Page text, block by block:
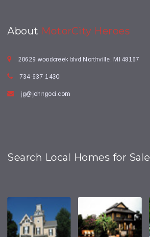
About MotorCity Heroes
20629 woodcreek blvd Northville, MI 48167
734-637-1430
jg@johngoci.com
Search Local Homes for Sale